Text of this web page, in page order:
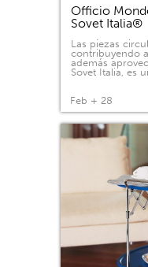
Officio
Sovet Italia®
Las piezas
contribuyendo
además
Sovet Italia, es
Feb + 28